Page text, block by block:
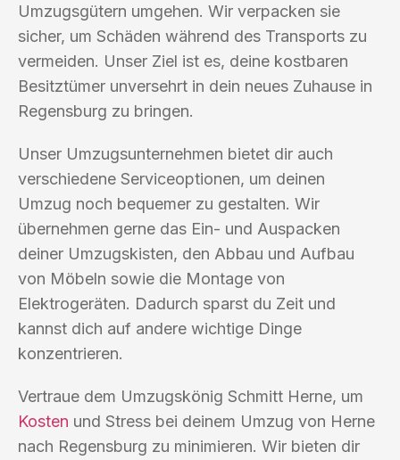
Umzugsgütern umgehen. Wir verpacken sie
sicher, um Schäden während des Transports zu
vermeiden. Unser Ziel ist es, deine kostbaren
Besitztümer unversehrt in dein neues Zuhause in
Regensburg zu bringen.
Unser Umzugsunternehmen bietet dir auch
verschiedene Serviceoptionen, um deinen
Umzug noch bequemer zu gestalten. Wir
übernehmen gerne das Ein- und Auspacken
deiner Umzugskisten, den Abbau und Aufbau
von Möbeln sowie die Montage von
Elektrogeräten. Dadurch sparst du Zeit und
kannst dich auf andere wichtige Dinge
konzentrieren.
Vertraue dem Umzugskönig Schmitt Herne, um
Kosten und Stress bei deinem Umzug von Herne
nach Regensburg zu minimieren. Wir bieten dir